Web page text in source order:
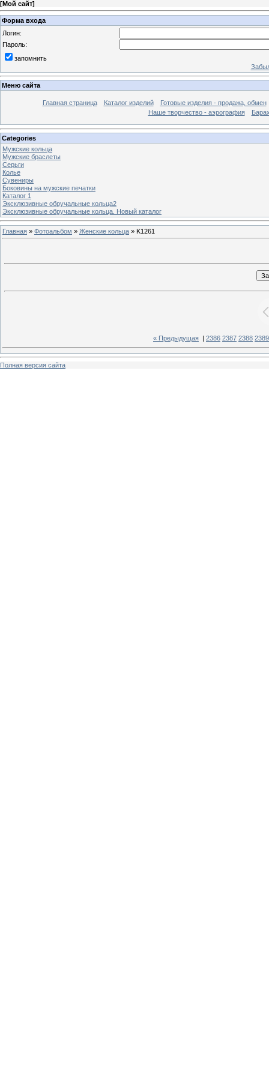
[Мой сайт]
Форма входа
Логин:
Пароль:
запомнить
Меню сайта
Главная страница Каталог изделий
Готовые изделия - продажа, обмен
Наше творчество - аэрография
Categories
Мужские кольца
Мужские браслеты
Серьги
Колье
Сувениры
Боковины на мужские печатки
Каталог 1
Эксклюзивные обручальные кольца2
Эксклюзивные обручальные кольца. Новый каталог
Главная » Фотоальбом » Женские кольца » K1261
« Предыдущая 2386 2387 2388 2389
Полная версия сайта